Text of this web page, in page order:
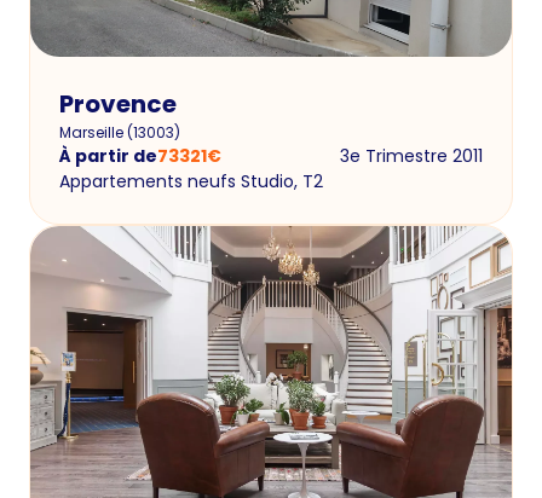
Provence
Marseille(13003)
À partir de73321€
3e Trimestre 2011
Appartements neufs Studio, T2